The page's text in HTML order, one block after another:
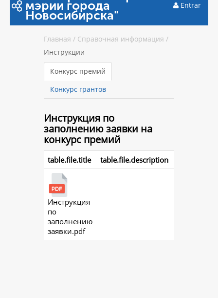
мэрии города
Новосибирска"
Entrar
Главная / Справочная информация /
Инструкции
Конкурс премий
Конкурс грантов
Инструкция по
заполнению заявки на
конкурс премий
table.file.title table.file.description
Инструкция
по
заполнению
заявки.pdf